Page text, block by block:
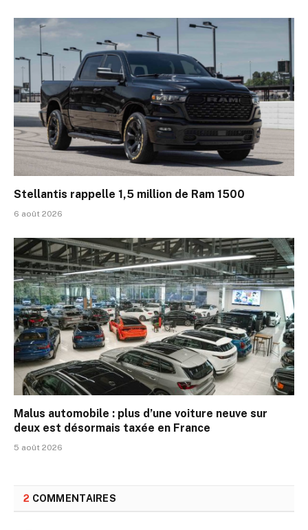
Stellantis rappelle 1,5 million de Ram 1500
6 août 2026
Malus automobile : plus d’une voiture neuve sur
deux est désormais taxée en France
5 août 2026
2 COMMENTAIRES